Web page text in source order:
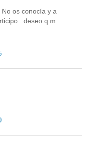
os conocía y a
q m